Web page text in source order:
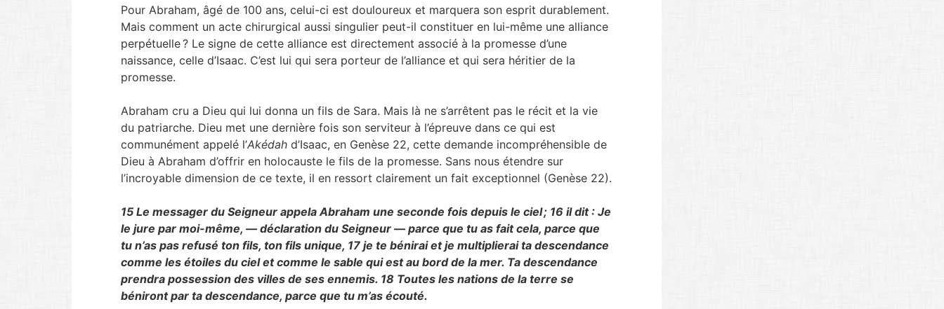
Pour Abraham, âgé de 100 ans, celui-ci est douloureux et marquera son esprit durablement.
Mais comment un acte chirurgical aussi singulier peut-il constituer en lui-même une alliance
perpétuelle ? Le signe de cette alliance est directement associé à la promesse d’une
naissance, celle d’Isaac. C’est lui qui sera porteur de l’alliance et qui sera héritier de la
promesse.
Abraham cru a Dieu qui lui donna un fils de Sara. Mais là ne s’arrêtent pas le récit et la vie
du patriarche. Dieu met une dernière fois son serviteur à l’épreuve dans ce qui est
communément appelé l’Akédah d’Isaac, en Genèse 22, cette demande incompréhensible de
Dieu à Abraham d’offrir en holocauste le fils de la promesse. Sans nous étendre sur
l’incroyable dimension de ce texte, il en ressort clairement un fait exceptionnel (Genèse 22).
15 Le messager du Seigneur appela Abraham une seconde fois depuis le ciel ; 16 il dit : Je
le jure par moi-même, — déclaration du Seigneur — parce que tu as fait cela, parce que
tu n’as pas refusé ton fils, ton fils unique, 17 je te bénirai et je multiplierai ta descendance
comme les étoiles du ciel et comme le sable qui est au bord de la mer. Ta descendance
prendra possession des villes de ses ennemis. 18 Toutes les nations de la terre se
béniront par ta descendance, parce que tu m’as écouté.